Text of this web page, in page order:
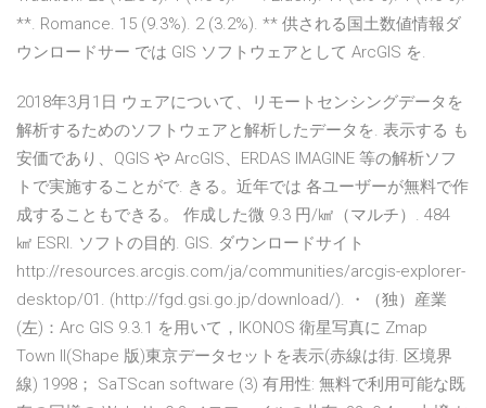
**. Romance. 15 (9.3%). 2 (3.2%). ** 供される国土数値情報ダ
ウンロードサー では GIS ソフトウェアとして ArcGIS を.
2018年3月1日 ウェアについて、リモートセンシングデータを
解析するためのソフトウェアと解析したデータを. 表示する も
安価であり、QGIS や ArcGIS、ERDAS IMAGINE 等の解析ソフ
トで実施することがで. きる。近年では 各ユーザーが無料で作
成することもできる。 作成した微 9.3 円/㎢（マルチ）. 484
㎢ ESRI. ソフトの目的. GIS. ダウンロードサイト
http://resources.arcgis.com/ja/communities/arcgis-explorer-
desktop/01. (http://fgd.gsi.go.jp/download/). ・（独）産業
(左)：Arc GIS 9.3.1 を用いて，IKONOS 衛星写真に Zmap
Town II(Shape 版)東京データセットを表示(赤線は街. 区境界
線) 1998； SaTScan software (3) 有用性: 無料で利用可能な既